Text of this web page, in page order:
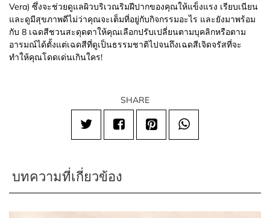
Vera) ซึ่งจะช่วยดูแลผิวบริเวณริมฝีปากของคุณให้แข็งแรง เรียบเนียน
และดูมีสุขภาพดีไม่ว่าคุณจะเต็มที่อยู่กับกิจกรรมอะไร และยังมาพร้อม
กับ 8 เฉดสีชวนสะดุดตาให้คุณเลือกปรับเปลี่ยนตามบุคลิกหรือตาม
อารมณ์ได้ตั้งแต่เฉดสีที่ดูเป็นธรรมชาติไปจนถึงเฉดสีเจิดจรัสที่จะ
ทำให้คุณโดดเด่นเกินใคร!
SHARE
บทความที่เกี่ยวข้อง